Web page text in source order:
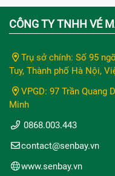
CÔNG TY TNHH VÉ
Trụ sở chính: Số 95
Tuy, Thành phố Hà Nội,
VPGD: 97 Trần Quang
Minh
0868.003.443
contact@senbay.vn
www.senbay.vn